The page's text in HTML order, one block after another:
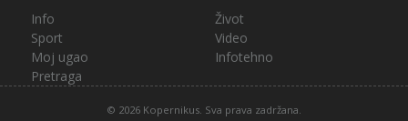
Info
Život
Sport
Video
Moj ugao
Infotehno
Pretraga
© 2026 Kopernikus. Sva prava zadržana.